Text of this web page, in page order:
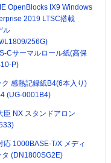
OpenBlocks IX9 Windows
2019 LTSC搭載
ル
L1809/256G)
Cサーマルロール紙(高保
P)
感熱記録紙B4(6本入り)
(UG-0001B4)
臣 NX スタンドアロン
応 1000BASE-T/X メディ
タ (DN1800SG2E)